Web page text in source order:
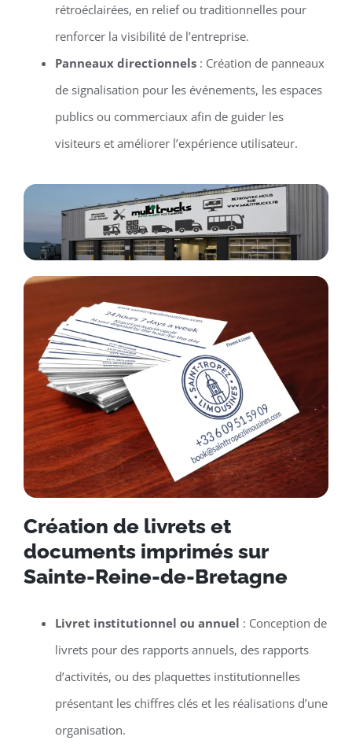
rétroéclairées, en relief ou traditionnelles pour
renforcer la visibilité de l’entreprise.
Panneaux directionnels: Création de panneaux
de signalisation pour les événements, les espaces
publics ou commerciaux afin de guider les
visiteurs et améliorer l’expérience utilisateur.
Création de livrets et
documents imprimés sur
Sainte-Reine-de-Bretagne
Livret institutionnel ou annuel : Conception de
livrets pour des rapports annuels, des rapports
d’activités, ou des plaquettes institutionnelles
présentant les chiffres clés et les réalisations d’une
organisation.